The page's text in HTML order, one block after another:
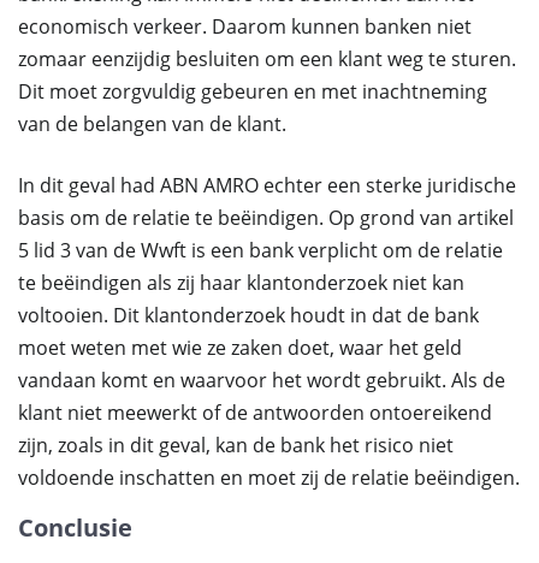
economisch verkeer. Daarom kunnen banken niet
zomaar eenzijdig besluiten om een klant weg te sturen.
Dit moet zorgvuldig gebeuren en met inachtneming
van de belangen van de klant.
In dit geval had ABN AMRO echter een sterke juridische
basis om de relatie te beëindigen. Op grond van artikel
5 lid 3 van de Wwft is een bank verplicht om de relatie
te beëindigen als zij haar klantonderzoek niet kan
voltooien. Dit klantonderzoek houdt in dat de bank
moet weten met wie ze zaken doet, waar het geld
vandaan komt en waarvoor het wordt gebruikt. Als de
klant niet meewerkt of de antwoorden ontoereikend
zijn, zoals in dit geval, kan de bank het risico niet
voldoende inschatten en moet zij de relatie beëindigen.
Conclusie